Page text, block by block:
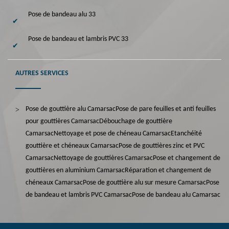
Pose de bandeau alu 33
Pose de bandeau et lambris PVC 33
AUTRES SERVICES
Pose de gouttière alu CamarsacPose de pare feuilles et anti feuilles
pour gouttières CamarsacDébouchage de gouttière
CamarsacNettoyage et pose de chéneau CamarsacEtanchéité
gouttière et chéneaux CamarsacPose de gouttières zinc et PVC
CamarsacNettoyage de gouttières CamarsacPose et changement de
gouttières en aluminium CamarsacRéparation et changement de
chéneaux CamarsacPose de gouttière alu sur mesure CamarsacPose
de bandeau et lambris PVC CamarsacPose de bandeau alu Camarsac